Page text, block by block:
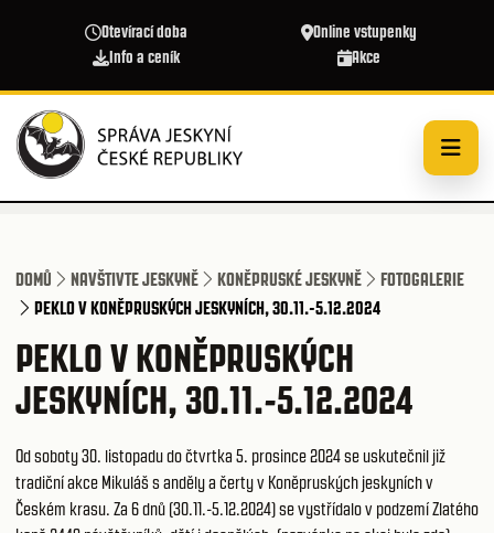
Otevírací doba
Online vstupenky
Info a ceník
Akce
DOMŮ NAVŠTIVTE JESKYNĚ KONĚPRUSKÉ JESKYNĚ
FOTOGALERIE
PEKLO V KONĚPRUSKÝCH JESKYNÍCH, 30.11.-5.12.2024
PEKLO V KONĚPRUSKÝCH
JESKYNÍCH, 30.11.-5.12.2024
Od soboty 30. listopadu do čtvrtka 5. prosince 2024 se uskutečnil již
tradiční akce Mikuláš s anděly a čerty v Koněpruských jeskyních v
Českém krasu. Za 6 dnů (30.11.-5.12.2024) se vystřídalo v podzemí Zlatého